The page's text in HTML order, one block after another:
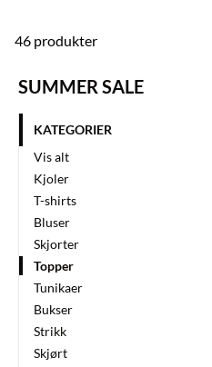
46 produkter
SUMMER SALE
KATEGORIER
Vis alt
Kjoler
T-shirts
Bluser
Skjorter
Topper
Tunikaer
Bukser
Strikk
Skjørt